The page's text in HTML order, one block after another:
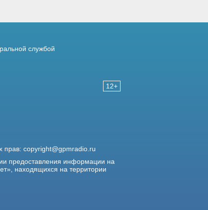
12+
службой
прав: copyright@gpmradio.ru
предоставления информации на
находящихся на территории